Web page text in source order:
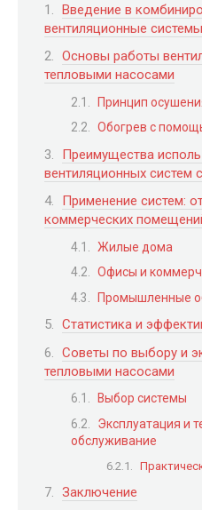
Введение в
вентиляционные системы
Основы работы
тепловыми насосами
Принцип
Обогрев с
Преимущества
вентиляционных систем
Применение систем:
коммерческих
Жилые дома
Офисы и
Промышленные
Статистика и
Советы по выбору и
тепловыми насосами
Выбор системы
Эксплуатация и
обслуживание
Заключение